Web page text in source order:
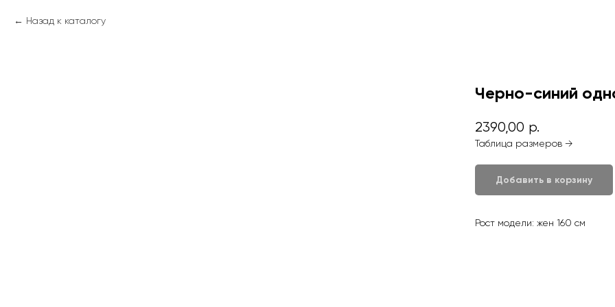
Назад к каталогу
Черно-синий
2390,00 р.
Таблица размеров →
Добавить в корзину
Рост модели: жен 160 см